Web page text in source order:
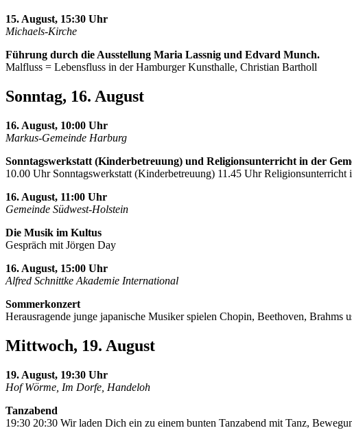
15. August, 15:30 Uhr
Michaels-Kirche
Führung durch die Ausstellung Maria Lassnig und Edvard Munch.
Malfluss = Lebensfluss in der Hamburger Kunsthalle, Christian Bartholl
Sonntag, 16. August
16. August, 10:00 Uhr
Markus-Gemeinde Harburg
Sonntagswerkstatt (Kinderbetreuung) und Religionsunterricht in der
10.00 Uhr Sonntagswerkstatt (Kinderbetreuung) 11.45 Uhr Religionsunterricht
16. August, 11:00 Uhr
Gemeinde Südwest-Holstein
Die Musik im Kultus
Gespräch mit Jörgen Day
16. August, 15:00 Uhr
Alfred Schnittke Akademie International
Sommerkonzert
Herausragende junge japanische Musiker spielen Chopin, Beethoven, Brahms
Mittwoch, 19. August
19. August, 19:30 Uhr
Hof Wörme, Im Dorfe, Handeloh
Tanzabend
19:30 20:30 Wir laden Dich ein zu einem bunten Tanzabend mit Tanz,